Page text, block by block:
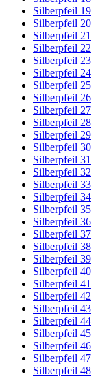
Silberpfeil 19
Silberpfeil 20
Silberpfeil 21
Silberpfeil 22
Silberpfeil 23
Silberpfeil 24
Silberpfeil 25
Silberpfeil 26
Silberpfeil 27
Silberpfeil 28
Silberpfeil 29
Silberpfeil 30
Silberpfeil 31
Silberpfeil 32
Silberpfeil 33
Silberpfeil 34
Silberpfeil 35
Silberpfeil 36
Silberpfeil 37
Silberpfeil 38
Silberpfeil 39
Silberpfeil 40
Silberpfeil 41
Silberpfeil 42
Silberpfeil 43
Silberpfeil 44
Silberpfeil 45
Silberpfeil 46
Silberpfeil 47
Silberpfeil 48